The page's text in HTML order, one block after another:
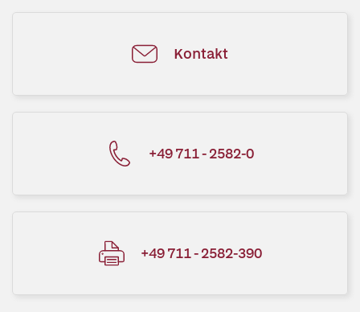
Kontakt
+49 711 - 2582-0
+49 711 - 2582-390